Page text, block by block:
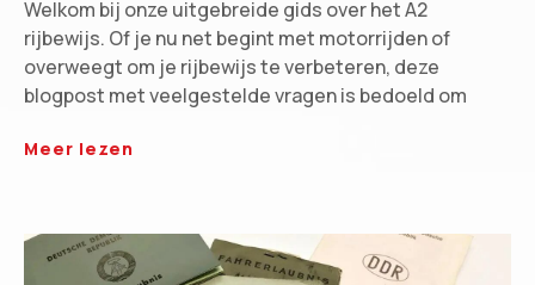
Welkom bij onze uitgebreide gids over het A2
rijbewijs. Of je nu net begint met motorrijden of
overweegt om je rijbewijs te verbeteren, deze
blogpost met veelgestelde vragen is bedoeld om
Meer lezen